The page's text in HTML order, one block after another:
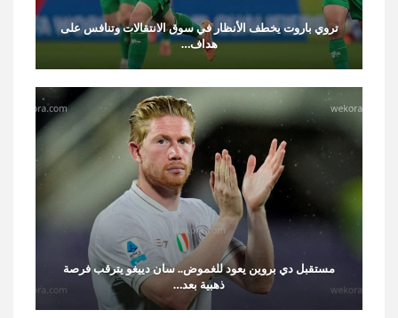
تروي باروت يخطف الأنظار في سوق الانتقالات وتنافس على
هداف…
مستقبل دي بروين يعود للغموض.. سان دييغو يترقب فرصة
ذهبية بعد…